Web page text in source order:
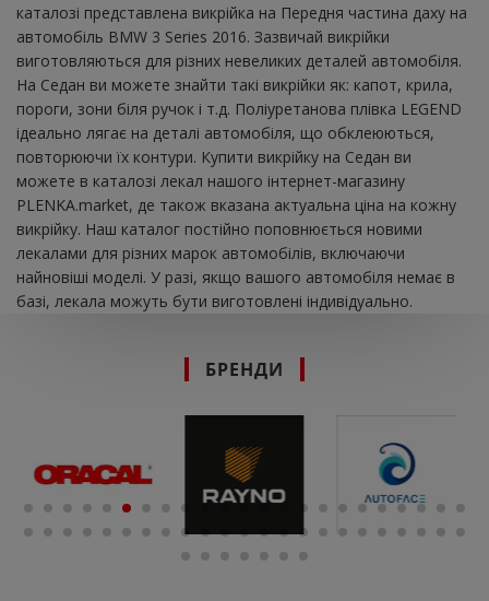
каталозі представлена ​​викрійка на Передня частина даху на
автомобіль BMW 3 Series 2016. Зазвичай викрійки
виготовляються для різних невеликих деталей автомобіля.
На Седан ви можете знайти такі викрійки як: капот, крила,
пороги, зони біля ручок і т.д. Поліуретанова плівка LEGEND
ідеально лягає на деталі автомобіля, що обклеюються,
повторюючи їх контури. Купити викрійку на Седан ви
можете в каталозі лекал нашого інтернет-магазину
PLENKA.market, де також вказана актуальна ціна на кожну
викрійку. Наш каталог постійно поповнюється новими
лекалами для різних марок автомобілів, включаючи
найновіші моделі. У разі, якщо вашого автомобіля немає в
базі, лекала можуть бути виготовлені індивідуально.
БРЕНДИ